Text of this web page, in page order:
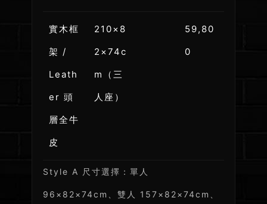
實木框
架 /
Leath
er 頭
層全牛
皮
210×8
2×74c
m（三
人座）
59,80
0
Style A 尺寸選擇：單人
96×82×74cm、雙人 157×82×74cm、